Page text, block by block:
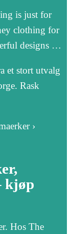
is just for
clothing for
designs …
et stort utvalg
Rask
›
kjøp
Hos The